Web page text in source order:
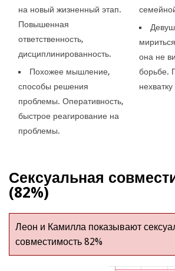
на новый жизненный этап.
Повышенная
ответственность,
дисциплинированность.
Похожее мышление,
способы решения
проблемы. Оперативность,
быстрое реагирование на
проблемы.
она не
борьбе.
Сексуальная
(82%)
Леон и Камилла показывают
совместимость 82%